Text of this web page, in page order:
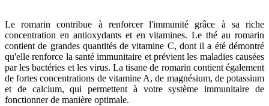
Le romarin contribue à renforcer l'immunité grâce à sa riche
concentration en antioxydants et en vitamines. Le thé au romarin
contient de grandes quantités de vitamine C, dont il a été démontré
qu'elle renforce la santé immunitaire et prévient les maladies causées
par les bactéries et les virus. La tisane de romarin contient également
de fortes concentrations de vitamine A, de magnésium, de potassium
et de calcium, qui permettent à votre système immunitaire de
fonctionner de manière optimale.